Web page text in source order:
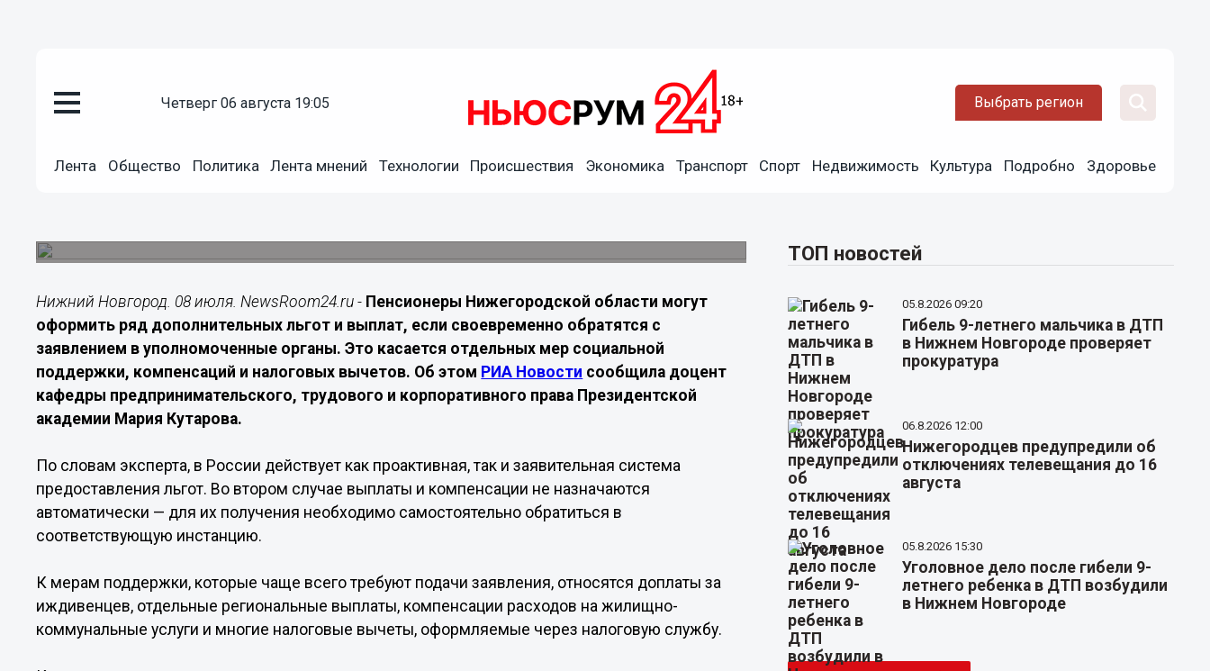
четверг 06 августа 19:05 Выбрать регион
Лента Общество Политика Лента мнений Технологии Происшествия Экономика Транспорт Спорт Недвижимость Культура Подробно Здоровье
Пенсионерам Нижегородской области рассказали, как
Нижний Новгород. 08 июля. NewsRoom24.ru - Пенсионеры Нижегородской области могут
оформить ряд дополнительных льгот и выплат, если своевременно обратятся с
заявлением в уполномоченные органы. Это касается отдельных мер социальной
поддержки, компенсаций и налоговых вычетов. Об этом РИА Новости сообщила доцент
кафедры предпринимательского, трудового и корпоративного права Президентской
академии Мария Кутарова.
По словам эксперта, в России действует как проактивная, так и заявительная система
предоставления льгот. Во втором случае выплаты и компенсации не назначаются
автоматически — для их получения необходимо самостоятельно обратиться в
соответствующую инстанцию.
К мерам поддержки, которые чаще всего требуют подачи заявления, относятся доплаты за
иждивенцев, отдельные региональные выплаты, компенсации расходов на жилищно-
коммунальные услуги и многие налоговые вычеты, оформляемые через налоговую службу.
ТОП новостей
05.8.2026 09:20
Гибель 9-летнего мальчика в ДТП
в Нижнем Новгороде проверяет
прокуратура
06.8.2026 12:00
Нижегородцев предупредили об
отключениях телевещания до 16
августа
05.8.2026 15:30
Уголовное дело после гибели 9-
летнего ребенка в ДТП возбудили
в Нижнем Новгороде